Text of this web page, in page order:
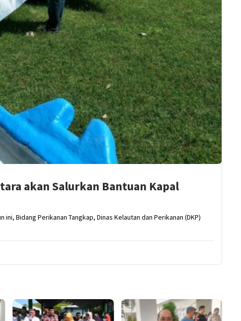
akan Salurkan Bantuan Kapal
ini, Bidang Perikanan Tangkap, Dinas Kelautan dan Perikanan (DKP)